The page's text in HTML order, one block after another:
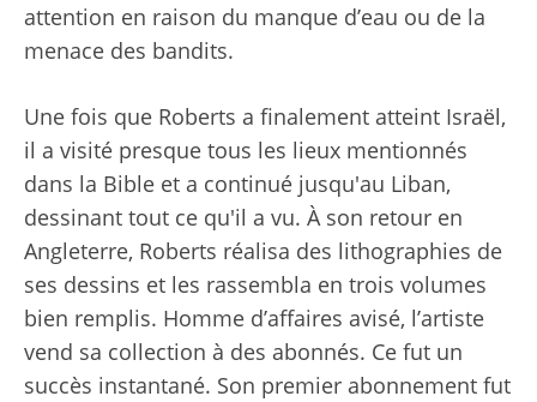
attention en raison du manque d’eau ou de la
menace des bandits.
Une fois que Roberts a finalement atteint Israël,
il a visité presque tous les lieux mentionnés
dans la Bible et a continué jusqu'au Liban,
dessinant tout ce qu'il a vu. À son retour en
Angleterre, Roberts réalisa des lithographies de
ses dessins et les rassembla en trois volumes
bien remplis. Homme d’affaires avisé, l’artiste
vend sa collection à des abonnés. Ce fut un
succès instantané. Son premier abonnement fut